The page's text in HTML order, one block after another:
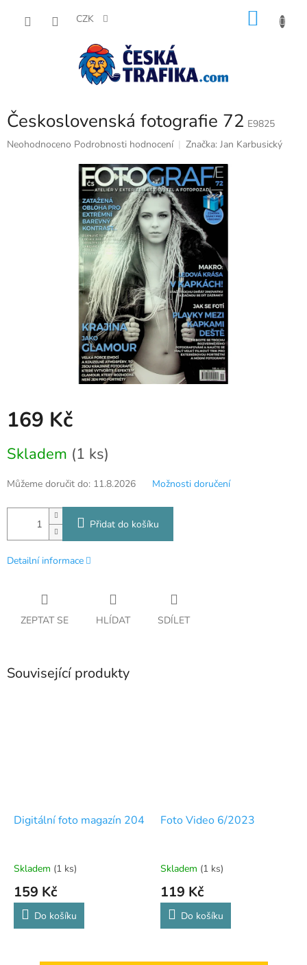
CZK
Československá fotografie 72 E9825
Průměrné
Neohodnoceno Podrobnosti hodnocení Značka: Jan Karbusický
169 Kč
cena:
Skladem (1 ks)
Můžeme doručit do: 11.8.2026 Možnosti doručení
Přidat do košíku
Detailní informace
ZEPTAT SE HLÍDAT SDÍLET
Související produkty
Digitální foto magazín 204
Skladem (1 ks)
159 Kč
Do košíku
Foto Video 6/2023
Skladem (1 ks)
119 Kč
Do košíku